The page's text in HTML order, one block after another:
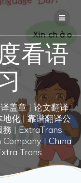
看语
盖章 | 论文翻译 |
化 | 靠谱翻译公
務 | ExtraTrans
| China
Trans